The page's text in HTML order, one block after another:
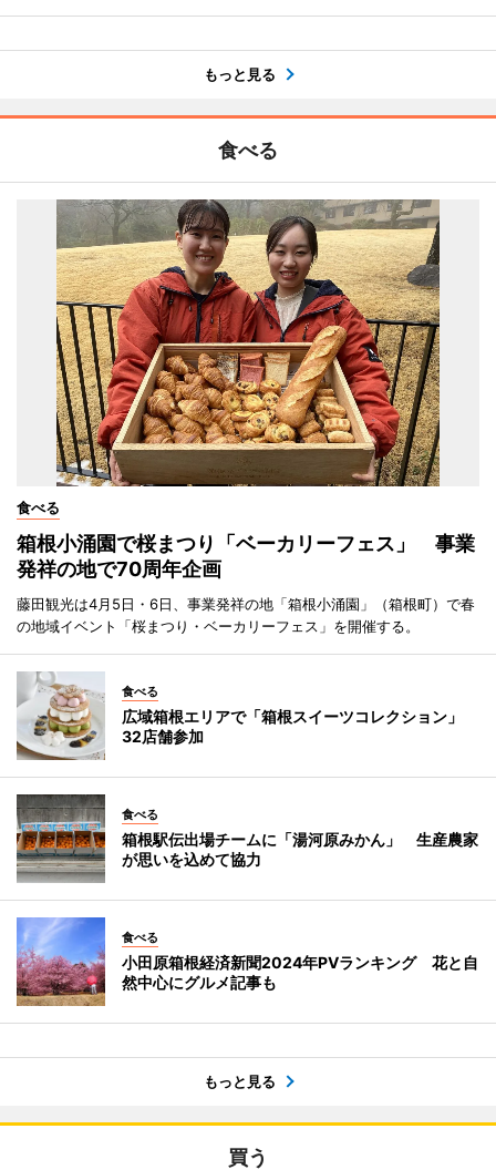
もっと見る
食べる
食べる
箱根小涌園で桜まつり「ベーカリーフェス」 事業
発祥の地で70周年企画
藤田観光は4月5日・6日、事業発祥の地「箱根小涌園」（箱根町）で春
の地域イベント「桜まつり・ベーカリーフェス」を開催する。
食べる
広域箱根エリアで「箱根スイーツコレクション」
32店舗参加
食べる
箱根駅伝出場チームに「湯河原みかん」 生産農家
が思いを込めて協力
食べる
小田原箱根経済新聞2024年PVランキング 花と自
然中心にグルメ記事も
もっと見る
買う